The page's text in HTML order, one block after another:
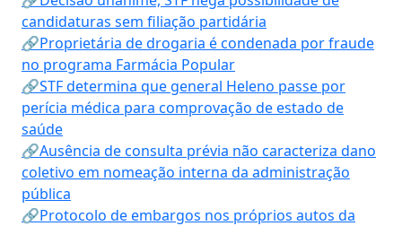
candidaturas sem filiação partidária
🔗Proprietária de drogaria é condenada por fraude
no programa Farmácia Popular
🔗STF determina que general Heleno passe por
perícia médica para comprovação de estado de
saúde
🔗Ausência de consulta prévia não caracteriza dano
coletivo em nomeação interna da administração
pública
🔗Protocolo de embargos nos próprios autos da